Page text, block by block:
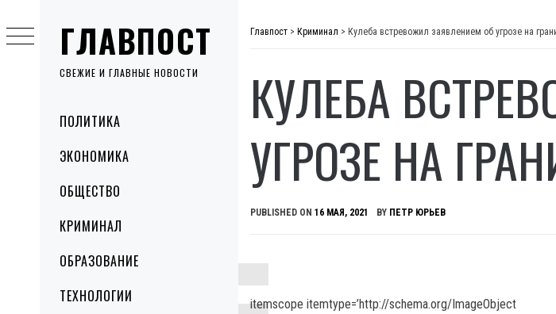
ГЛАВПОСТ
СВЕЖИЕ И ГЛАВНЫЕ НОВОСТИ
MenuПОЛИТИКА
ЭКОНОМИКА
ОБЩЕСТВО
КРИМИНАЛ
ОБРАЗОВАНИЕ
ТЕХНОЛОГИИ
to
content
Главпост > Криминал > Кулеба встревожил заявлением об угрозе на
КУЛЕБА
УГРОЗЕ НА
PUBLISHED ON 16 МАЯ, 2021 BY ПЕТР ЮРЬЕВ
itemscope itemtype=’http://schema.org/ImageObject